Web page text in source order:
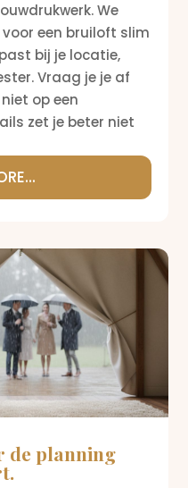
We
een bruiloft slim
bij je locatie,
Vraag je je af
op een
zet je beter niet
de planning